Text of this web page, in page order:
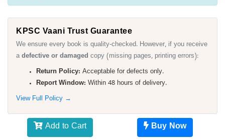
KPSC Vaani Trust Guarantee
We ensure every book is quality-checked. However, if you receive
adefective or damaged copy (missing pages, printing errors):
Return Policy: Acceptable for defects only.
Report Window: Within 48 hours of delivery.
View Full Policy →
Add to Cart Buy Now